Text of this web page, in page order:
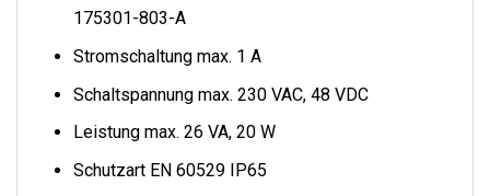
175301-803-A
Stromschaltung max. 1 A
Schaltspannung max. 230 VAC, 48 VDC
Leistung max. 26 VA, 20 W
Schutzart EN 60529 IP65